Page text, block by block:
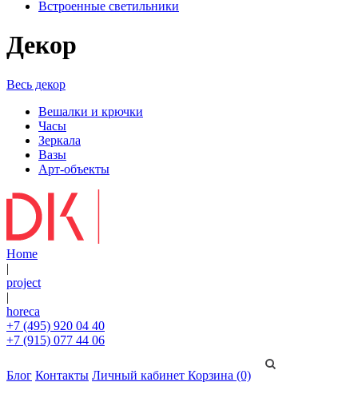
Встроенные светильники
Декор
Весь декор
Вешалки и крючки
Часы
Зеркала
Вазы
Арт-объекты
Home
|
project
|
horeca
+7 (495) 920 04 40
+7 (915) 077 44 06
Блог Контакты Личный кабинет Корзина (0)